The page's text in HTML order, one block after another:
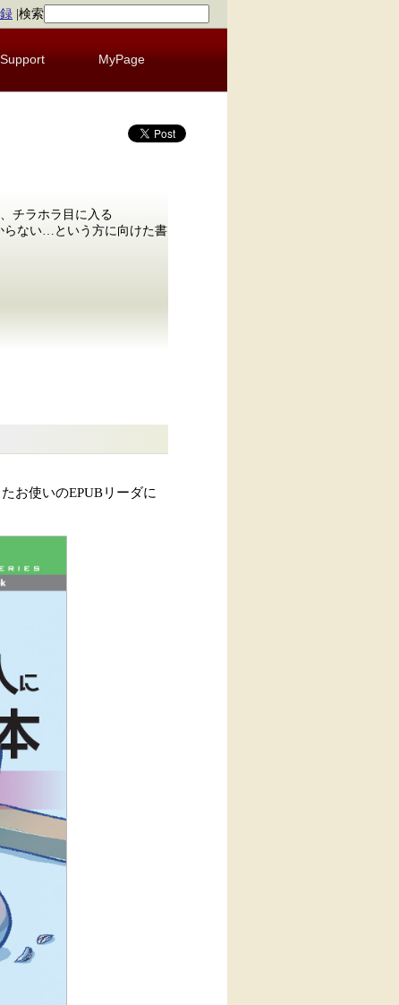
検索
Support MyPage
チラホラ目に入る
らない…という方に向けた書
お使いのEPUBリーダに